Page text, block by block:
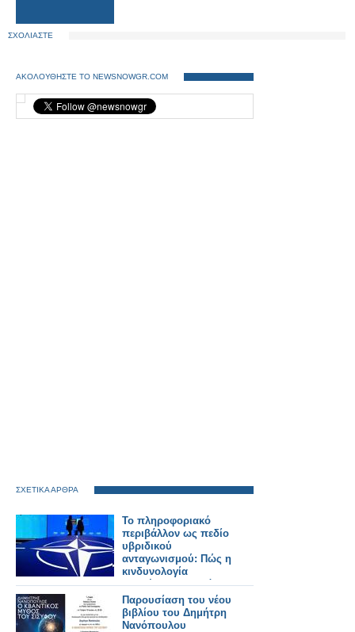
ΣΧΟΛΙΑΣΤΕ
ΑΚΟΛΟΥΘΗΣΤΕ ΤΟ NEWSNOWGR.COM
ΣΧΕΤΙΚΑ ΑΡΘΡΑ
Το πληροφοριακό
περιβάλλον ως πεδίο
υβριδικού
ανταγωνισμού: Πώς η
κινδυνολογία
επηρέασε τη δημόσια
συζήτηση για τη
Σύνοδο του ΝΑΤΟ
-Γράφει ο Δρ.
Παρουσίαση του νέου
βιβλίου του Δημήτρη
Νανόπουλου